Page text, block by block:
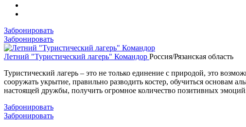
Забронировать
Забронировать
Летний "Туристический лагерь" Командор Россия/Рязанская область
Туристический лагерь – это не только единение с природой, это
сооружать укрытие, правильно разводить костер, обучиться
настоящей дружбы, получить огромное количество позитивных
Забронировать
Забронировать